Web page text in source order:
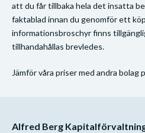
att du får tillbaka hela det insatta
faktablad innan du genomför ett
informationsbroschyr finns
tillhandahållas brevledes.
Jämför våra priser med andra bolag
Alfred Berg